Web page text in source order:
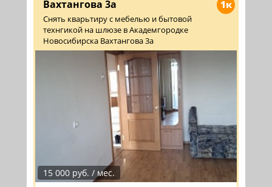
1к
Вахтангова 3а
Снять кварьтиру с мебелью и бытовой
технгикой на шлюзе в Академгородке
Новосибирска Вахтангова 3а
15 000 руб. / мес.